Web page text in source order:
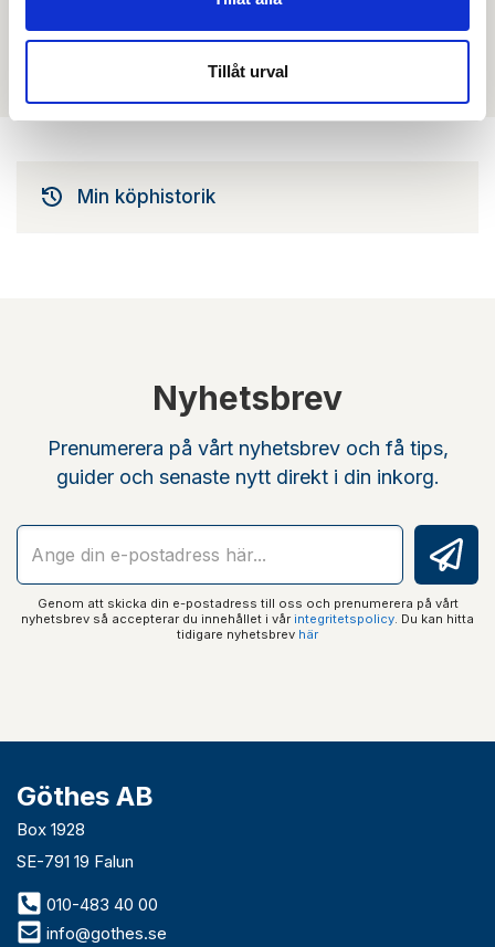
Tillåt urval
Det finns ännu ingen film för denna produkt
Min köphistorik
Nyhetsbrev
Prenumerera på vårt nyhetsbrev och få tips,
guider och senaste nytt direkt i din inkorg.
Genom att skicka din e-postadress till oss och prenumerera på vårt
nyhetsbrev så accepterar du innehållet i vår integritetspolicy. Du kan hitta
tidigare nyhetsbrev här
Göthes AB
Box 1928
SE-791 19 Falun
010-483 40 00
info@gothes.se